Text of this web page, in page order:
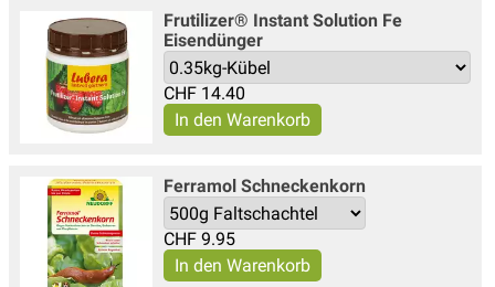
Frutilizer® Instant Solution Fe
Eisendünger
CHF 14.40
Ferramol Schneckenkorn
CHF 9.95